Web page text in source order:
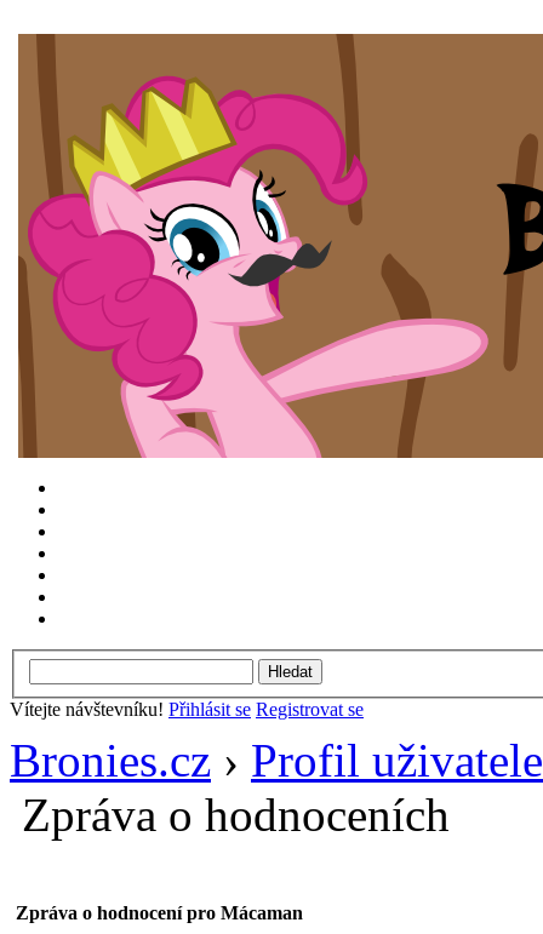
Vítejte návštevníku! Přihlásit se Registrovat se
Bronies.cz › Profil
Zpráva o hodnoceních
Zpráva o hodnocení pro Mácaman